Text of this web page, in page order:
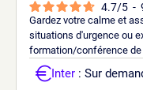
4.7/5 -
Gardez votre calme et
situations d'urgence ou
formation/conférence de
Inter : Sur